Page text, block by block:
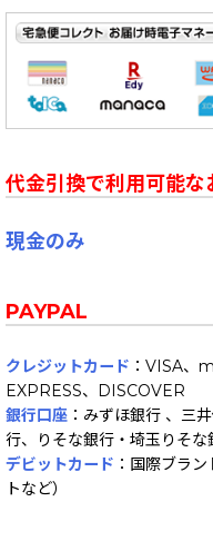
代金引換で利用可能
現金のみ
PAYPAL
クレジットカード ：VISA、
EXPRESS、DISCOVER
銀行口座 ：みずほ銀行 、三
行、りそな銀行・埼玉りそな
デビットカード ：国際ブラ
トなど）